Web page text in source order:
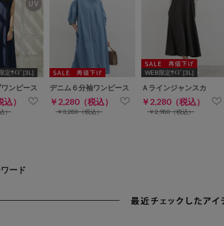
定ｻｲｽﾞ[3L]
ンピース
）
）
デニム６分袖ワンピース
￥2,280（税込）
￥3,280（税込）
WEB限定ｻｲｽﾞ[3L]
Ａラインジャンスカ
￥2,280（税込）
￥2,980（税込）
ード